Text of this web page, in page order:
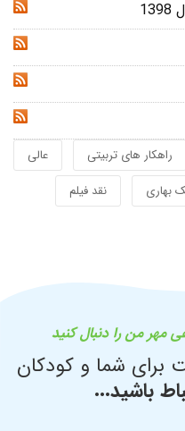
راهکار های تربیتی
عالی
بهاری
نقد فیلم
من را دنبال کنید
برای شما و کودکان
باشید...